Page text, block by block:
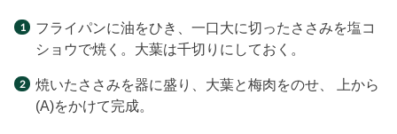
フライパンに油をひき、一口大に切ったささみを塩コ
ショウで焼く。大葉は千切りにしておく。
焼いたささみを器に盛り、大葉と梅肉をのせ、 上から
(A)をかけて完成。